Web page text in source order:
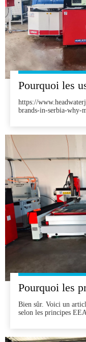
https://
brands-in-serbia-why-
Bien sûr. Voici un
selon les principes
démontrant la valeur